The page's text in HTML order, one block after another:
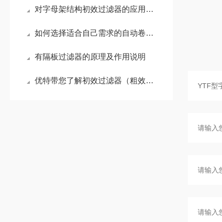
对字母架结构初效过滤器的应用领域及特点说明
如何选择适合自己需求的自动卷帘式过滤器
有隔板过滤器的原理及作用说明
优特带您了解初效过滤器（粗效过滤器）